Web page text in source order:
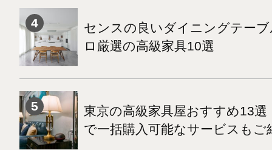
センスの良いダイニングテー
ロ厳選の高級家具10選
東京の高級家具屋おすすめ13
で一括購入可能なサービスもご